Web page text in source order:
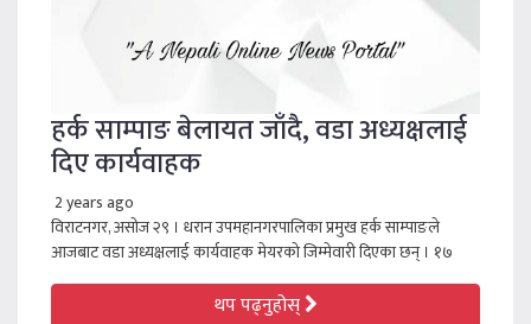
हर्क साम्पाङ बेलायत जाँदै, वडा अध्यक्षलाई
दिए कार्यवाहक
2 years ago
विराटनगर, असोज २९ । धरान उपमहानगरपालिका प्रमुख हर्क साम्पाङले
आजबाट वडा अध्यक्षलाई कार्यवाहक मेयरको जिम्मेवारी दिएका छन् । १७
थप पढ्नुहोस्